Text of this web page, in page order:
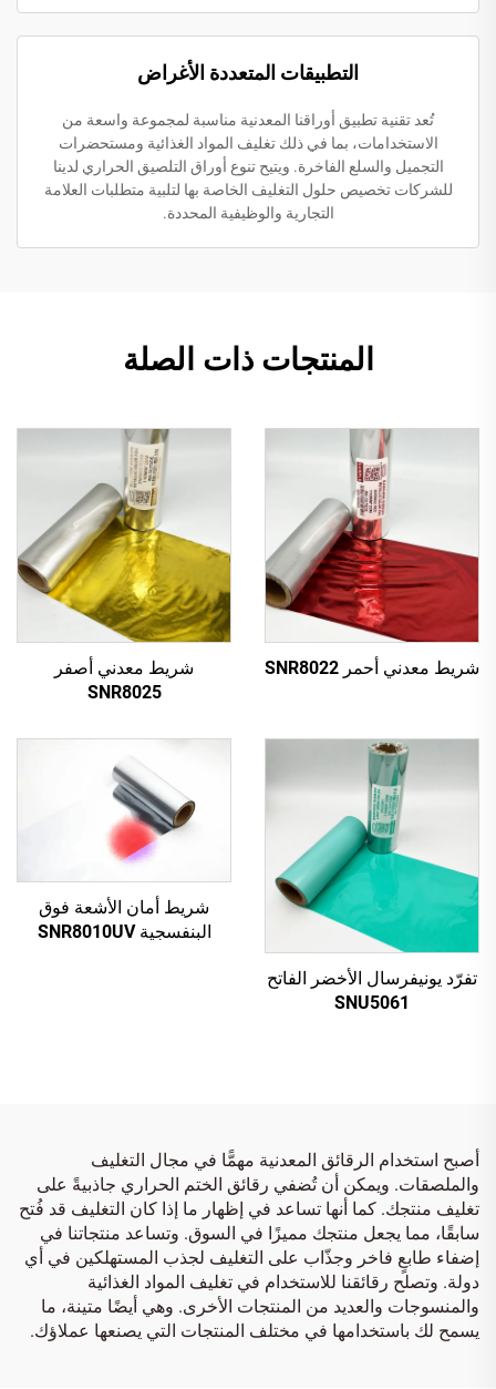
التطبيقات المتعددة الأغراض
تُعد تقنية تطبيق أوراقنا المعدنية مناسبة لمجموعة واسعة من
الاستخدامات، بما في ذلك تغليف المواد الغذائية ومستحضرات
التجميل والسلع الفاخرة. ويتيح تنوع أوراق التلصيق الحراري لدينا
للشركات تخصيص حلول التغليف الخاصة بها لتلبية متطلبات العلامة
التجارية والوظيفية المحددة.
المنتجات ذات الصلة
شريط معدني أحمر SNR8022
شريط معدني أصفر
SNR8025
تفرّد يونيفرسال الأخضر الفاتح
SNU5061
شريط أمان الأشعة فوق
البنفسجية SNR8010UV
أصبح استخدام الرقائق المعدنية مهمًّا في مجال التغليف
والملصقات. ويمكن أن تُضفي رقائق الختم الحراري جاذبيةً على
تغليف منتجك. كما أنها تساعد في إظهار ما إذا كان التغليف قد فُتح
سابقًا، مما يجعل منتجك مميزًا في السوق. وتساعد منتجاتنا في
إضفاء طابعٍ فاخر وجذّاب على التغليف لجذب المستهلكين في أي
دولة. وتصلح رقائقنا للاستخدام في تغليف المواد الغذائية
والمنسوجات والعديد من المنتجات الأخرى. وهي أيضًا متينة، ما
يسمح لك باستخدامها في مختلف المنتجات التي يصنعها عملاؤك.